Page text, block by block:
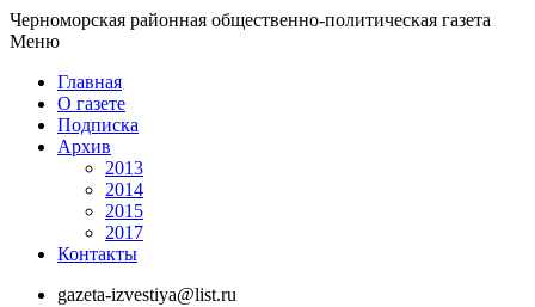
Черноморская районная общественно-политическая газета
Меню
Главная
О газете
Подписка
Архив
2013
2014
2015
2017
Контакты
gazeta-izvestiya@list.ru